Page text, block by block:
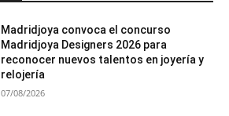
Madridjoya convoca el concurso
Madridjoya Designers 2026 para
reconocer nuevos talentos en joyería y
relojería
07/08/2026